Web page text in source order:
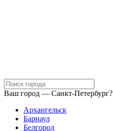
Ваш город — Санкт-Петербург?
Архангельск
Барнаул
Белгород